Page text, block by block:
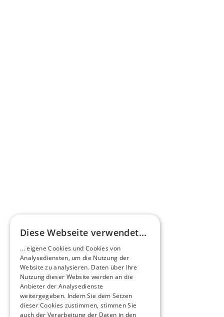
HEERO
Mehr erfahren
View All
Diese Webseite verwendet...
... eigene Cookies und Cookies von
Analysediensten, um die Nutzung der
Website zu analysieren. Daten über Ihre
Nutzung dieser Website werden an die
Anbieter der Analysedienste
weitergegeben. Indem Sie dem Setzen
dieser Cookies zustimmen, stimmen Sie
auch der Verarbeitung der Daten in den